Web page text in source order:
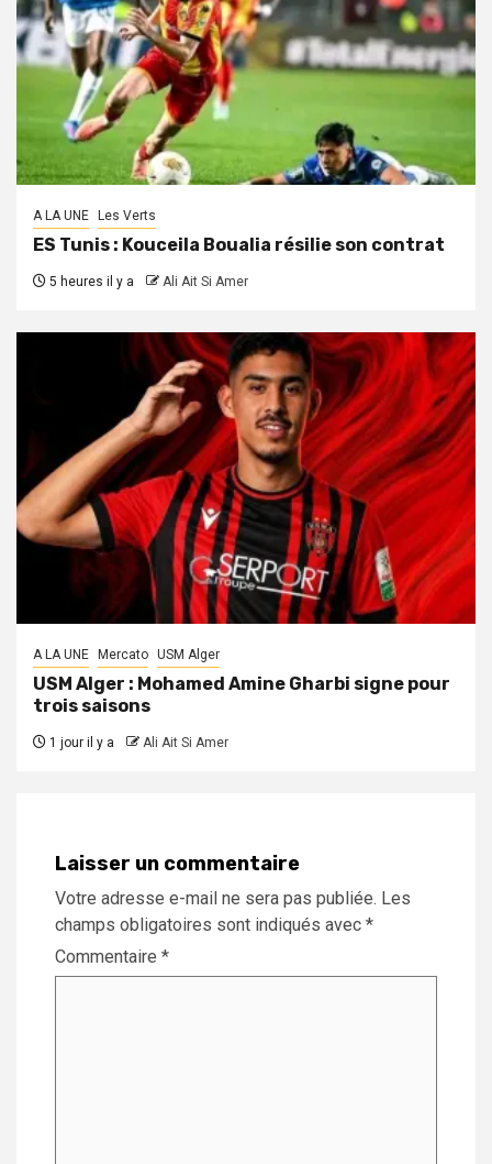
A LA UNE Les Verts
ES Tunis : Kouceila Boualia résilie son contrat
5 heures il y a Ali Ait Si Amer
A LA UNE Mercato USM Alger
USM Alger : Mohamed Amine Gharbi signe pour
trois saisons
1 jour il y a Ali Ait Si Amer
Laisser un commentaire
Votre adresse e-mail ne sera pas publiée. Les
champs obligatoires sont indiqués avec *
Commentaire *